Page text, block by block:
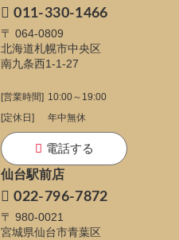
011-330-1466
〒 064-0809
北海道札幌市中央区
南九条西1-1-27
[営業時間] 10:00～19:00
[定休日]
年中無休
電話する
仙台駅前店
022-796-7872
〒 980-0021
宮城県仙台市青葉区